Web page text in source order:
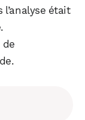
l’analyse était
de